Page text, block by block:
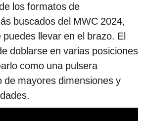
los formatos de
buscados del MWC 2024,
puedes llevar en el brazo. El
doblarse en varias posiciones
como una pulsera
de mayores dimensiones y